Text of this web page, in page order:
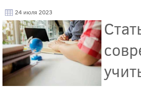
24 июля 2023